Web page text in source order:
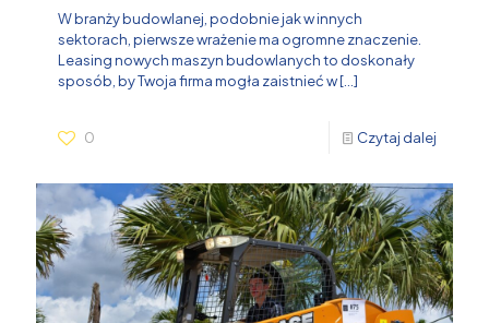
W branży budowlanej, podobnie jak w innych
sektorach, pierwsze wrażenie ma ogromne znaczenie.
Leasing nowych maszyn budowlanych to doskonały
sposób, by Twoja firma mogła zaistnieć w[…]
0 Czytaj dalej